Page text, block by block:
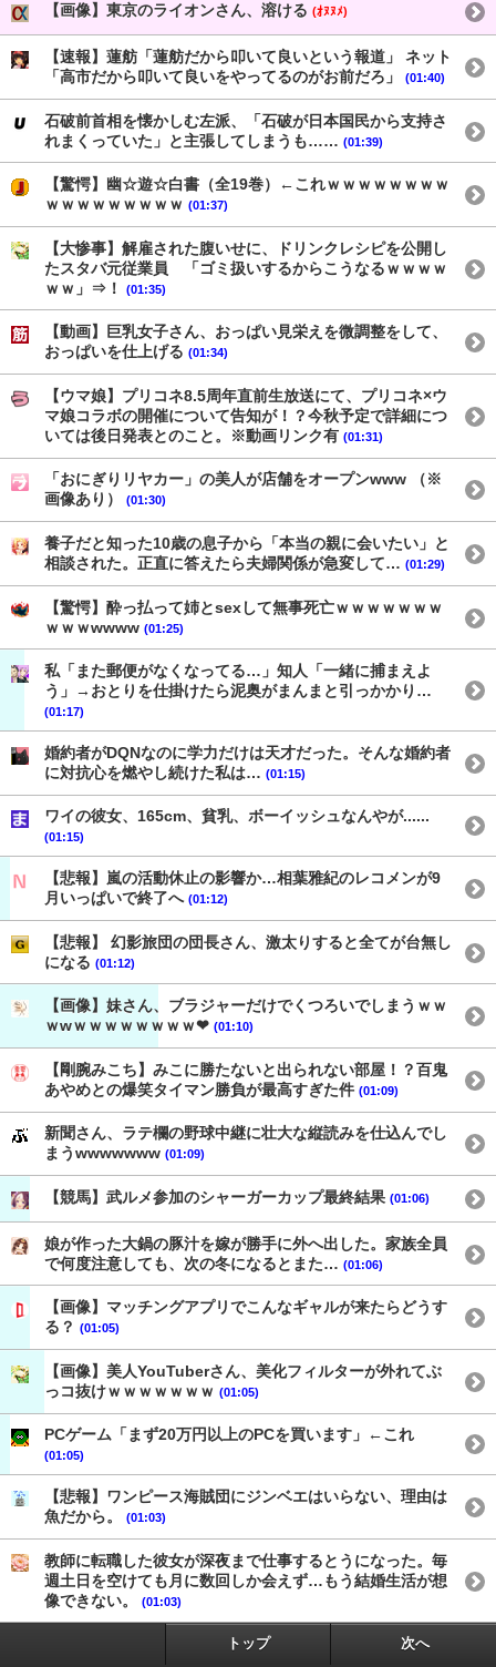
【画像】東京のライオンさん、溶ける (ｵﾇﾇﾒ)
【速報】蓮舫「蓮舫だから叩いて良いという報道」 ネット
「高市だから叩いて良いをやってるのがお前だろ」
(01:40)
石破前首相を懐かしむ左派、「石破が日本国民から支持さ
れまくっていた」と主張してしまうも…… (01:39)
【驚愕】幽☆遊☆白書（全19巻）←これｗｗｗｗｗｗｗｗ
ｗｗｗｗｗｗｗｗｗ (01:37)
【大惨事】解雇された腹いせに、ドリンクレシピを公開し
たスタバ元従業員 「ゴミ扱いするからこうなるｗｗｗｗ
ｗｗ」⇒！
(01:35)
【動画】巨乳女子さん、おっぱい見栄えを微調整をして、
おっぱいを仕上げる (01:34)
【ウマ娘】プリコネ8.5周年直前生放送にて、プリコネ×ウ
マ娘コラボの開催について告知が！？今秋予定で詳細につ
いては後日発表とのこと。※動画リンク有 (01:31)
「おにぎりリヤカー」の美人が店舗をオープンwww （※
画像あり）
(01:30)
養子だと知った10歳の息子から「本当の親に会いたい」と
相談された。正直に答えたら夫婦関係が急変して… (01:29)
【驚愕】酔っ払って姉とsexして無事死亡ｗｗｗｗｗｗｗ
ｗｗｗwwww (01:25)
私「また郵便がなくなってる…」知人「一緒に捕まえよ
う」→おとりを仕掛けたら泥奥がまんまと引っかかり…
(01:17)
婚約者がDQNなのに学力だけは天才だった。そんな婚約者
に対抗心を燃やし続けた私は… (01:15)
ワイの彼女、165cm、貧乳、ボーイッシュなんやが......
(01:15)
【悲報】嵐の活動休止の影響か…相葉雅紀のレコメンが9
月いっぱいで終了へ (01:12)
【悲報】 幻影旅団の団長さん、激太りすると全てが台無し
になる (01:12)
【画像】妹さん、ブラジャーだけでくつろいでしまうｗｗ
ｗwｗｗｗｗｗｗｗｗ❤ (01:10)
【剛腕みこち】みこに勝たないと出られない部屋！？百鬼
あやめとの爆笑タイマン勝負が最高すぎた件 (01:09)
新聞さん、ラテ欄の野球中継に壮大な縦読みを仕込んでし
まうwwwwwww (01:09)
【競馬】武ルメ参加のシャーガーカップ最終結果 (01:06)
娘が作った大鍋の豚汁を嫁が勝手に外へ出した。家族全員
で何度注意しても、次の冬になるとまた… (01:06)
【画像】マッチングアプリでこんなギャルが来たらどうす
る？ (01:05)
【画像】美人YouTuberさん、美化フィルターが外れてぶ
っコ抜けｗｗｗｗｗｗｗ (01:05)
PCゲーム「まず20万円以上のPCを買います」←これ
(01:05)
【悲報】ワンピース海賊団にジンベエはいらない、理由は
魚だから。
(01:03)
教師に転職した彼女が深夜まで仕事するとうになった。毎
週土日を空けても月に数回しか会えず…もう結婚生活が想
像できない。
(01:03)
トップ 次へ